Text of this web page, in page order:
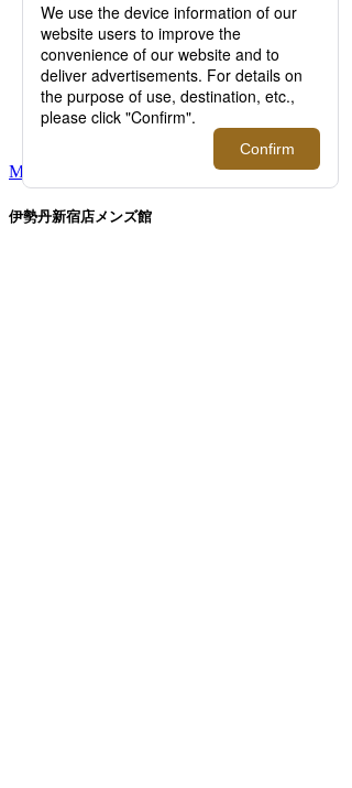
夏のズボン下の汗対策には「ロンパンをは
く」がおすすめ！3人の愛用者が語る、夏の
メンズインナー選びの正解とは？【2026年5
月更新】
MORE RANKING
伊勢丹新宿店メンズ館